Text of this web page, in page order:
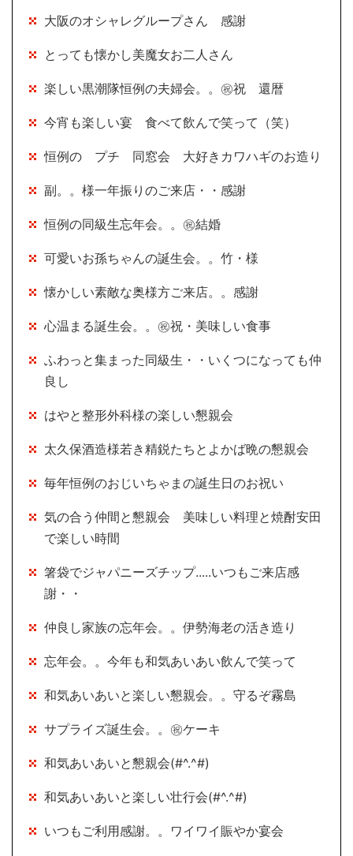
大阪のオシャレグループさん 感謝
とっても懐かし美魔女お二人さん
楽しい黒潮隊恒例の夫婦会。。㊗祝 還暦
今宵も楽しい宴 食べて飲んで笑って（笑）
恒例の プチ 同窓会 大好きカワハギのお造り
副。。様一年振りのご来店・・感謝
恒例の同級生忘年会。。㊗結婚
可愛いお孫ちゃんの誕生会。。竹・様
懐かしい素敵な奥様方ご来店。。感謝
心温まる誕生会。。㊗祝・美味しい食事
ふわっと集まった同級生・・いくつになっても仲
良し
はやと整形外科様の楽しい懇親会
太久保酒造様若き精鋭たちとよかば晩の懇親会
毎年恒例のおじいちゃまの誕生日のお祝い
気の合う仲間と懇親会 美味しい料理と焼酎安田
で楽しい時間
箸袋でジャパニーズチップ.....いつもご来店感
謝・・
仲良し家族の忘年会。。伊勢海老の活き造り
忘年会。。今年も和気あいあい飲んで笑って
和気あいあいと楽しい懇親会。。守るぞ霧島
サプライズ誕生会。。㊗ケーキ
和気あいあいと懇親会(#^.^#)
和気あいあいと楽しい壮行会(#^.^#)
いつもご利用感謝。。ワイワイ賑やか宴会